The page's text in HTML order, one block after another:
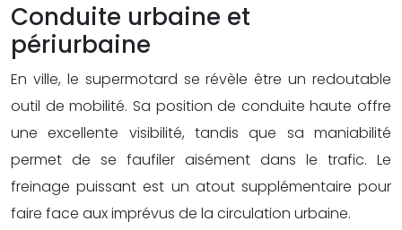
Conduite urbaine et
périurbaine
En ville, le supermotard se révèle être un redoutable
outil de mobilité. Sa position de conduite haute offre
une excellente visibilité, tandis que sa maniabilité
permet de se faufiler aisément dans le trafic. Le
freinage puissant est un atout supplémentaire pour
faire face aux imprévus de la circulation urbaine.